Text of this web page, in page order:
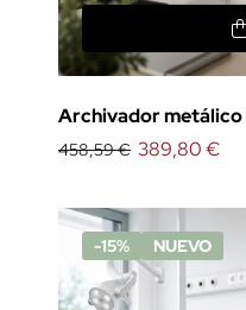
Archivador metálico
458,59 € 389,80 €
-15% NUEVO